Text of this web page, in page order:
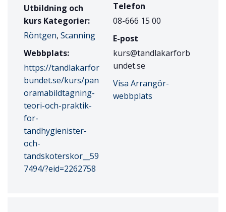
Utbildning och
kurs Kategorier:
Röntgen, Scanning
Webbplats:
https://tandlakarfor
bundet.se/kurs/pan
oramabildtagning-
teori-och-praktik-
for-
tandhygienister-
och-
tandskoterskor__59
7494/?eid=2262758
Telefon
08-666 15 00
E-post
kurs@tandlakarforb
undet.se
Visa Arrangör-
webbplats